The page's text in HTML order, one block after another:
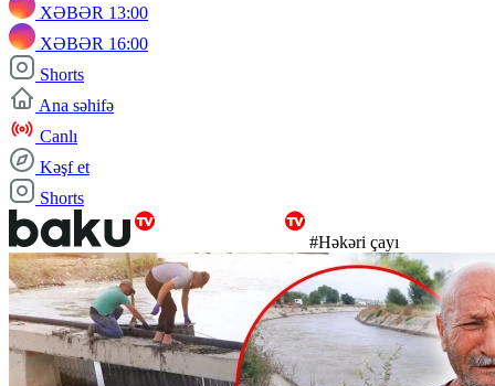
XƏBƏR 13:00
XƏBƏR 16:00
Shorts
Ana səhifə
Canlı
Kəşf et
Shorts
#Həkəri çayı